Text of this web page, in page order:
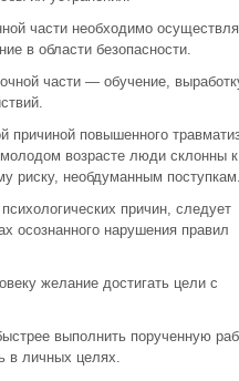
части необходимо
в области безопасности.
части — обучение,
причиной повышенного
возрасте люди склонны к
риску, необдуманным
причин, следует
осознанного нарушения правил
желание достигать цели с
выполнить порученную
в личных целях.